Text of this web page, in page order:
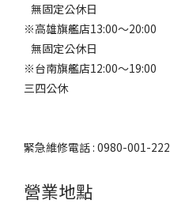
無固定公休日
※高雄旗艦店13:00～20:00
無固定公休日
※台南旗艦店12:00～19:00
三四公休
緊急維修電話 : 0980-001-222
營業地點